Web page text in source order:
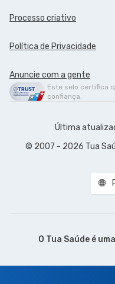
Processo criativo
Política de Privacidade
Anuncie com a gente
Este selo certifica
confiança.
Última
© 2007 - 2026 Tua
O Tua Saúde é